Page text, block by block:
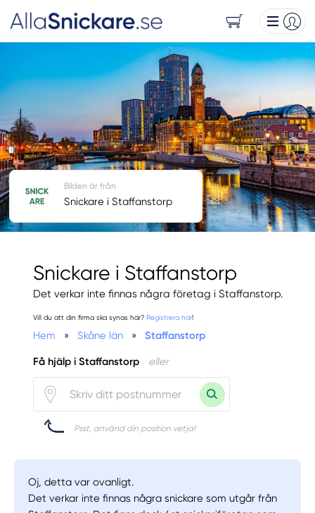
Snickare i Staffanstorp
Det verkar inte finnas några företag i Staffanstorp.
Vill du att din firma ska synas här? Registrera här!
Hem » Skåne län » Staffanstorp
Få hjälp i Staffanstorp eller
Psst, använd din position vetja!
Bilden är från
Snickare i Staffanstorp
Oj, detta var ovanligt.
Det verkar inte finnas några snickare som utgår från